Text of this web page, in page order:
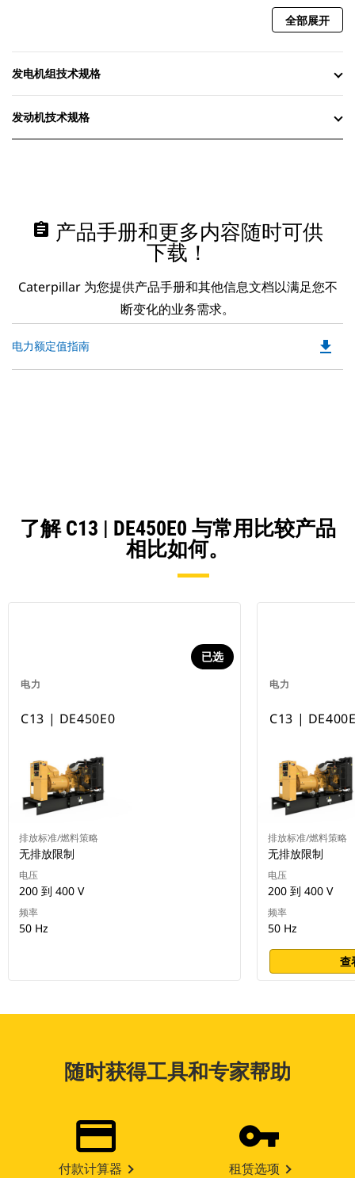
全部展开
发电机组技术规格
发动机技术规格
assignment 产品手册和更多内容随时可供
下载！
Caterpillar 为您提供产品手册和其他信息文档以满足您不
断变化的业务需求。
电力额定值指南 file_download
了解 C13 | DE450E0 与常用比较产品
相比如何。
电力
已选
C13 | DE450E0
排放标准/燃料策略
无排放限制
电压
200 到 400 V
频率
50 Hz
电力
C13 |
排放标准/燃料策略
无排放限制
电压
200 到 400 V
频率
50 Hz
查
随时获得工具和专家帮助
付款计算器 租赁选项